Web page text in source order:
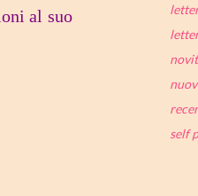
al suo
self